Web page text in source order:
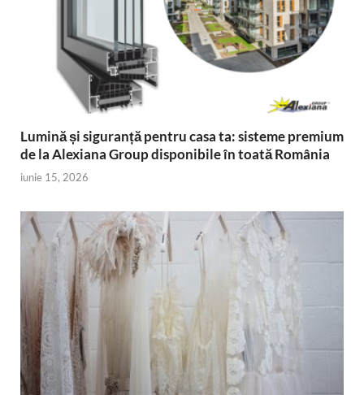
Lumină și siguranță pentru casa ta: sisteme premium
de la Alexiana Group disponibile în toată România
iunie 15, 2026